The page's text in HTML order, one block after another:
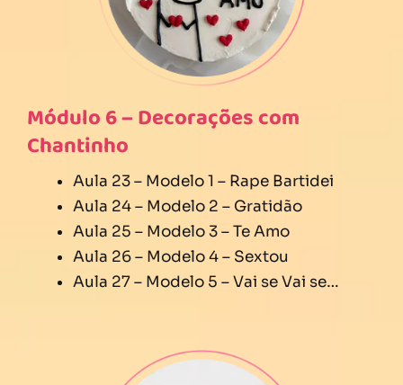
Módulo 6 – Decorações com
Chantinho
Aula 23 – Modelo 1 – Rape Bartidei
Aula 24 – Modelo 2 – Gratidão
Aula 25 – Modelo 3 – Te Amo
Aula 26 – Modelo 4 – Sextou
Aula 27 – Modelo 5 – Vai se Vai se…